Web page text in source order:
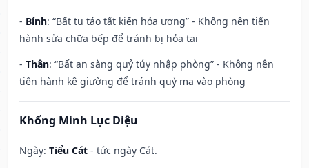
- Bính: “Bất tu táo tất kiến hỏa ương” - Không nên tiến
hành sửa chữa bếp để tránh bị hỏa tai
- Thân: “Bất an sàng quỷ túy nhập phòng” - Không nên
tiến hành kê giường để tránh quỷ ma vào phòng
Khổng Minh Lục Diệu
Ngày: Tiểu Cát - tức ngày Cát.